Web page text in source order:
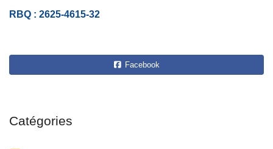
RBQ : 2625-4615-32
Facebook
Catégories